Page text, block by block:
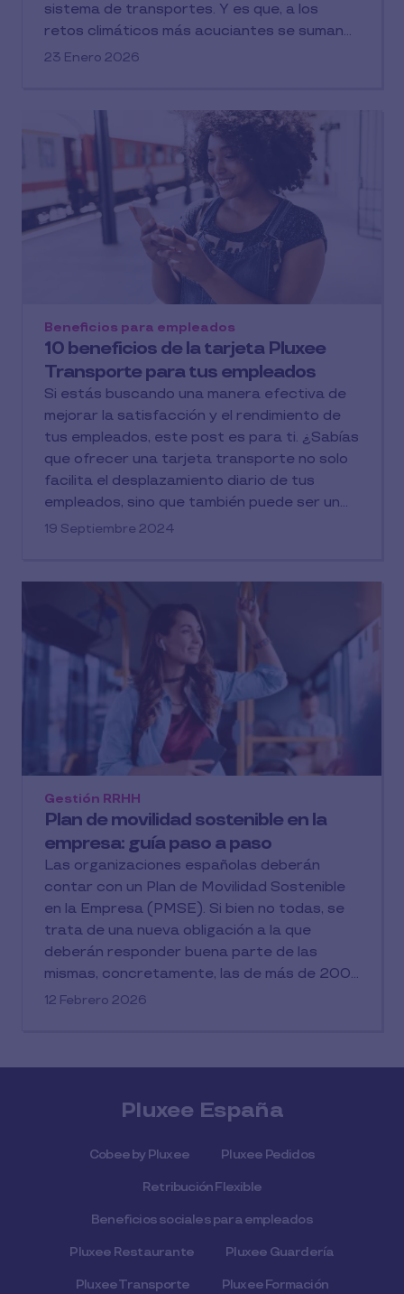
sistema de transportes. Y es que, a los
retos climáticos más acuciantes se suman
los de garantizar la accesibilidad ciudadana
grandes desafíos a los que la movilidad en
España debe responder con un marco
normativo a la altura de los mismos y la
implicación de la empresa privada, a la que
se apela de manera directa. Las empresas
tendrán que contar con un Plan de Movilidad
sostenible como fecha límite antes del 5 de
diciembre de 2026.
23 Enero 2026
10 beneficios de la tarjeta Pluxee
Transporte para tus empleados
Beneficios para empleados
Si estás buscando una manera efectiva de
mejorar la satisfacción y el rendimiento de
tus empleados, este post es para ti. ¿Sabías
que ofrecer una tarjeta transporte no solo
facilita el desplazamiento diario de tus
empleados, sino que también puede ser un
beneficio estratégico en la retención y
19 Septiembre 2024
Plan de movilidad sostenible en la
empresa: guía paso a paso
Gestión RRHH
Las organizaciones españolas deberán
contar con un Plan de Movilidad Sostenible
en la Empresa (PMSE). Si bien no todas, se
trata de una nueva obligación a la que
deberán responder buena parte de las
mismas, concretamente, las de más de 200
empleados y empleadas (o 100 por turno de
12 Febrero 2026
Pluxee España
Cobee by Pluxee Pluxee Pedidos
Retribución Flexible
Beneficios sociales para empleados
Pluxee Restaurante Pluxee Guardería
Pluxee Transporte Pluxee Formación